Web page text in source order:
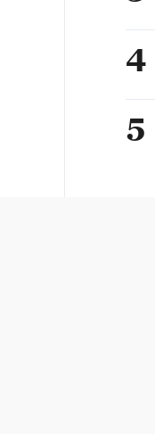
4
5